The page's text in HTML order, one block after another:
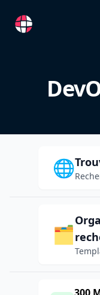
RemoteFR
🌐
🗂️